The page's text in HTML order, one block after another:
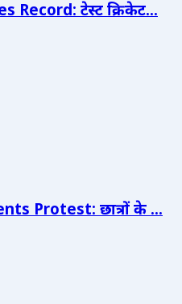
Record: टेस्ट क्रिकेट...
Protest: छात्रों के ...